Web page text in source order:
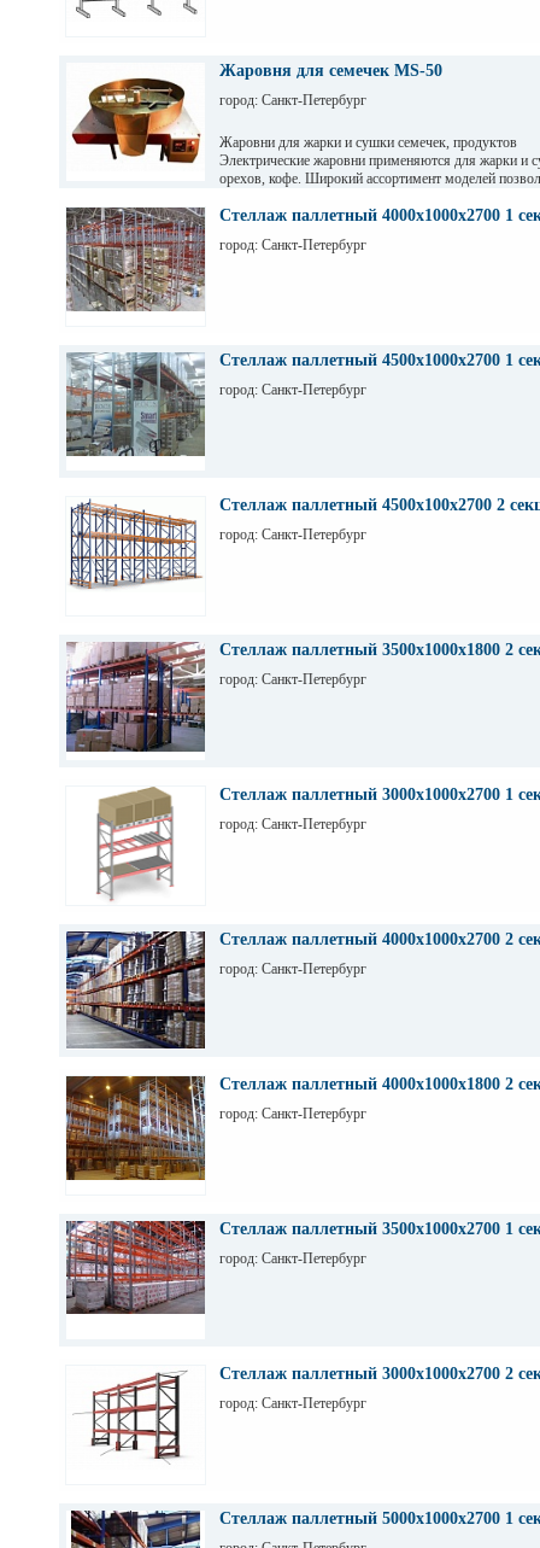
Жаровня для семечек MS-50
город: Санкт-Петербург
Жаровни для жарки и сушки семечек, продуктов
Электрические жаровни применяются для жарки и
орехов, кофе. Широкий ассортимент моделей
и сушки регулируется от 60 до 300 градусов.
Стеллаж паллетный 4000х1000х2700 1
город: Санкт-Петербург
Стеллаж паллетный 4500х1000х2700 1
город: Санкт-Петербург
Стеллаж паллетный 4500х100х2700 2
город: Санкт-Петербург
Стеллаж паллетный 3500х1000х1800 2
город: Санкт-Петербург
Стеллаж паллетный 3000х1000х2700 1
город: Санкт-Петербург
Стеллаж паллетный 4000х1000х2700 2
город: Санкт-Петербург
Стеллаж паллетный 4000х1000х1800 2
город: Санкт-Петербург
Стеллаж паллетный 3500х1000х2700 1
город: Санкт-Петербург
Стеллаж паллетный 3000х1000х2700 2
город: Санкт-Петербург
Стеллаж паллетный 5000х1000х2700 1